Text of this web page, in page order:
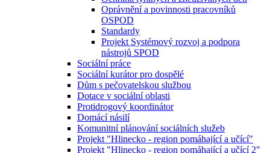
Oprávnění a povinnosti pracovníků
OSPOD
Standardy
Projekt Systémový rozvoj a podpora
nástrojů SPOD
Sociální práce
Sociální kurátor pro dospělé
Dům s pečovatelskou službou
Dotace v sociální oblasti
Protidrogový koordinátor
Domácí násilí
Komunitní plánování sociálních služeb
Projekt "Hlinecko - region pomáhající a učící"
Projekt "Hlinecko - region pomáhající a učící 2"